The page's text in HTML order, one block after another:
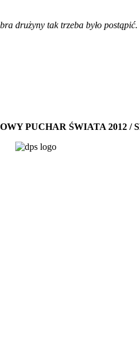
drużyny tak trzeba było postąpić.
PUCHAR ŚWIATA 2012 /